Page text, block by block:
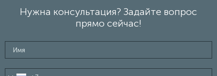
Нужна консультация? Задайте вопрос
прямо сейчас!